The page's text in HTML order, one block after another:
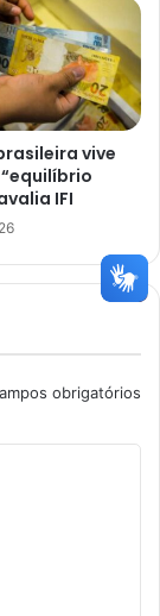
vive
IFI
obrigatórios